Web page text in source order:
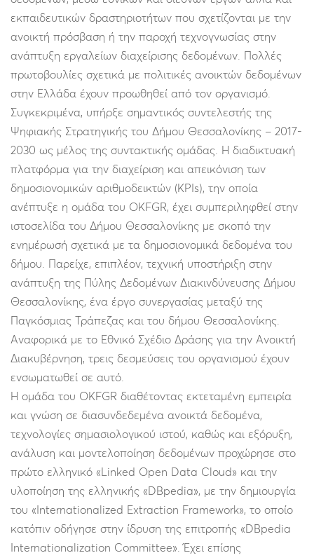
εκπαιδευτικών δραστηριοτήτων που σχετίζονται με την
ανοικτή πρόσβαση ή την παροχή τεχνογνωσίας στην
ανάπτυξη εργαλείων διαχείρισης δεδομένων. Πολλές
πρωτοβουλίες σχετικά με πολιτικές ανοικτών δεδομένων
στην Ελλάδα έχουν προωθηθεί από τον οργανισμό.
Συγκεκριμένα, υπήρξε σημαντικός συντελεστής της
Ψηφιακής Στρατηγικής του Δήμου Θεσσαλονίκης – 2017-
2030 ως μέλος της συντακτικής ομάδας. Η διαδικτυακή
πλατφόρμα για την διαχείριση και απεικόνιση των
δημοσιονομικών αριθμοδεικτών (KPIs), την οποία
ανέπτυξε η ομάδα του OKFGR, έχει συμπεριληφθεί στην
ιστοσελίδα του Δήμου Θεσσαλονίκης με σκοπό την
ενημέρωσή σχετικά με τα δημοσιονομικά δεδομένα του
δήμου. Παρείχε, επιπλέον, τεχνική υποστήριξη στην
ανάπτυξη της Πύλης Δεδομένων Διακινδύνευσης Δήμου
Θεσσαλονίκης, ένα έργο συνεργασίας μεταξύ της
Παγκόσμιας Τράπεζας και του δήμου Θεσσαλονίκης.
Αναφορικά με το Εθνικό Σχέδιο Δράσης για την Ανοικτή
Διακυβέρνηση, τρεις δεσμεύσεις του οργανισμού έχουν
ενσωματωθεί σε αυτό.
Η ομάδα του OKFGR διαθέτοντας εκτεταμένη εμπειρία
και γνώση σε διασυνδεδεμένα ανοικτά δεδομένα,
τεχνολογίες σημασιολογικού ιστού, καθώς και εξόρυξη,
ανάλυση και μοντελοποίηση δεδομένων προχώρησε στο
πρώτο ελληνικό «Linked Open Data Cloud» και την
υλοποίηση της ελληνικής «DBpedia», με την δημιουργία
του «Internationalized Extraction Framework», το οποίο
κατόπιν οδήγησε στην ίδρυση της επιτροπής «DBpedia
Internationalization Committee». Έχει επίσης